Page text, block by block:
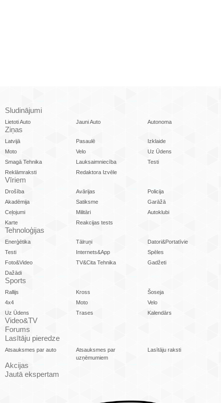
Sludinājumi
Lietoti Auto Jauni Auto Autonoma
Ziņas
Latvijā Pasaulē
Izklaide
Moto
Velo
Uz Ūdens
Smagā Tehnika
Lauksaimniecība
Testi
Reklāmraksti
Redaktora Izvēle
Vīriem
Drošība Avārijas
Policija
Akadēmija
Satiksme
Garāžā
Ceļojumi
Militāri
Autoklubi
Karte
Reakcijas tests
Tehnoloģijas
Enerģētika Tālruņi
Datori&Portatīvie
Testi
Internets&App
Spēles
Foto&Video
TV&Cita Tehnika
Gadžeti
Dažādi
Sports
Rallijs Kross
Šoseja
4x4
Moto
Velo
Uz Ūdens
Trases Kalendārs
Video&TV
Forums
Lasītāju pieredze
Atsauksmes par auto
Atsauksmes par
uzņēmumiem
Lasītāju raksti
Akcijas
Jautā ekspertam